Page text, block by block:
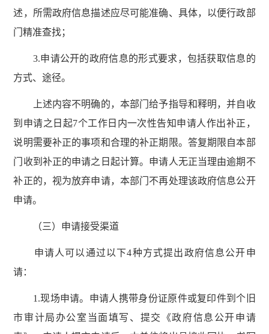
述，所需政府信息描述应尽可能准确、具体，以便行政部
门精准查找；
3.申请公开的政府信息的形式要求，包括获取信息的
方式、途径。
上述内容不明确的，本部门给予指导和释明，并自收
到申请之日起7个工作日内一次性告知申请人作出补正，
说明需要补正的事项和合理的补正期限。答复期限自本部
门收到补正的申请之日起计算。申请人无正当理由逾期不
补正的，视为放弃申请，本部门不再处理该政府信息公开
申请。
（三）申请接受渠道
申请人可以通过以下4种方式提出政府信息公开申
请：
1.现场申请。申请人携带身份证原件或复印件到个旧
市审计局办公室当面填写、提交《政府信息公开申请